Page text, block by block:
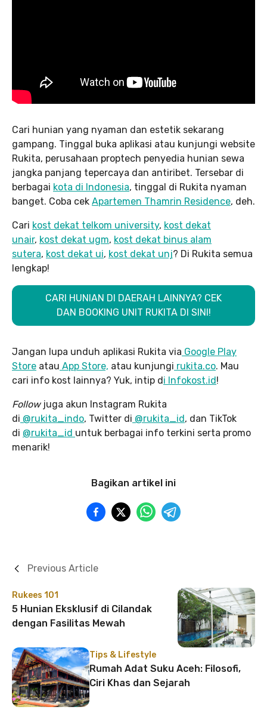
Cari hunian yang nyaman dan estetik sekarang
gampang. Tinggal buka aplikasi atau kunjungi website
Rukita, perusahaan proptech penyedia hunian sewa
jangka panjang tepercaya dan antiribet. Tersebar di
berbagai kota di Indonesia, tinggal di Rukita nyaman
banget. Coba cek Apartemen Thamrin Residence, deh.
Cari kost dekat telkom university, kost dekat
unair, kost dekat ugm, kost dekat binus alam
sutera, kost dekat ui, kost dekat unj? Di Rukita semua
lengkap!
CARI HUNIAN DI DAERAH LAINNYA? CEK
DAN BOOKING UNIT RUKITA DI SINI!
Jangan lupa unduh aplikasi Rukita via Google Play
Store atau App Store, atau kunjungi rukita.co. Mau
cari info kost lainnya? Yuk, intip di Infokost.id!
Follow juga akun Instagram Rukita
di @rukita_indo, Twitter di @rukita_id, dan TikTok
di @rukita_id untuk berbagai info terkini serta promo
menarik!
Bagikan artikel ini
Rukees 101
5 Hunian Eksklusif di Cilandak
dengan Fasilitas Mewah
Previous Article
Tips & Lifestyle
Rumah Adat Suku Aceh: Filosofi,
Ciri Khas dan Sejarah